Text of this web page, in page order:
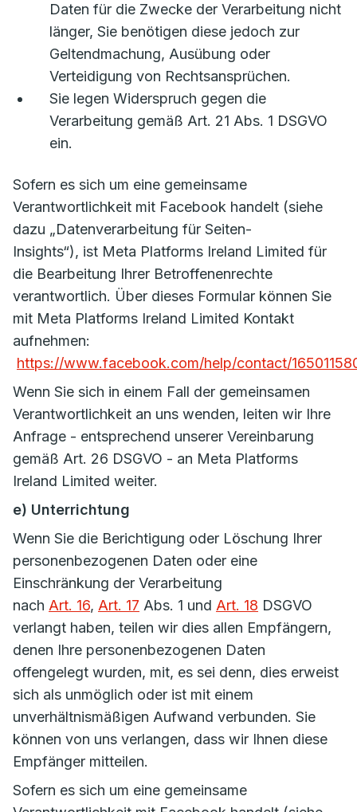
Daten für die Zwecke der Verarbeitung nicht
länger, Sie benötigen diese jedoch zur
Geltendmachung, Ausübung oder
Verteidigung von Rechtsansprüchen.
Sie legen Widerspruch gegen die
Verarbeitung gemäß Art. 21 Abs. 1 DSGVO
ein.
Sofern es sich um eine gemeinsame
Verantwortlichkeit mit Facebook handelt (siehe
dazu „Datenverarbeitung für Seiten-
Insights“), ist Meta Platforms Ireland Limited für
die Bearbeitung Ihrer Betroffenenrechte
verantwortlich. Über dieses Formular können Sie
mit Meta Platforms Ireland Limited Kontakt
aufnehmen:
https://www.facebook.com/help/contact/
Wenn Sie sich in einem Fall der gemeinsamen
Verantwortlichkeit an uns wenden, leiten wir Ihre
Anfrage - entsprechend unserer Vereinbarung
gemäß Art. 26 DSGVO - an Meta Platforms
Ireland Limited weiter.
e) Unterrichtung
Wenn Sie die Berichtigung oder Löschung Ihrer
personenbezogenen Daten oder eine
Einschränkung der Verarbeitung
nach Art. 16, Art. 17 Abs. 1 und Art. 18 DSGVO
verlangt haben, teilen wir dies allen Empfängern,
denen Ihre personenbezogenen Daten
offengelegt wurden, mit, es sei denn, dies erweist
sich als unmöglich oder ist mit einem
unverhältnismäßigen Aufwand verbunden. Sie
können von uns verlangen, dass wir Ihnen diese
Empfänger mitteilen.
Sofern es sich um eine gemeinsame